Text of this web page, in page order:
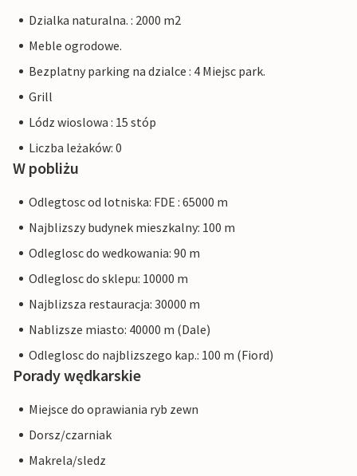
Dzialka naturalna. : 2000 m2
Meble ogrodowe.
Bezplatny parking na dzialce : 4 Miejsc park.
Grill
Lódz wioslowa : 15 stóp
Liczba leżaków: 0
W pobliżu
Odlegtosc od lotniska: FDE : 65000 m
Najblizszy budynek mieszkalny: 100 m
Odleglosc do wedkowania: 90 m
Odleglosc do sklepu: 10000 m
Najblizsza restauracja: 30000 m
Nablizsze miasto: 40000 m (Dale)
Odleglosc do najblizszego kap.: 100 m (Fiord)
Porady wędkarskie
Miejsce do oprawiania ryb zewn
Dorsz/czarniak
Makrela/sledz